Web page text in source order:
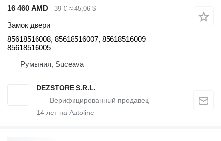
16 460 AMD
39 € ≈ 45,06 $
Замок двери
85618516008, 85618516007, 85618516009
85618516005
Румыния, Suceava
DEZSTORE S.R.L.
14 лет на Autoline